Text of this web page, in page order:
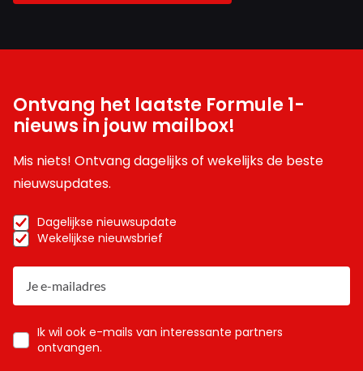
Ontvang het laatste Formule 1-
nieuws in jouw mailbox!
Mis niets! Ontvang dagelijks of wekelijks de beste
nieuwsupdates.
Dagelijkse nieuwsupdate
Wekelijkse nieuwsbrief
Ik wil ook e-mails van interessante partners
ontvangen.